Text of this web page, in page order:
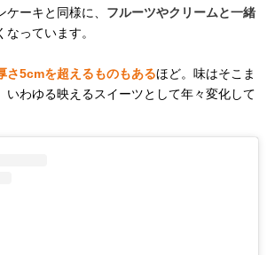
ーキと同様に、 フルーツやクリームと一緒
なっています。
さ5cmを超えるものもあるほど。味はそこま
いわゆる映えるスイーツとして年々変化して